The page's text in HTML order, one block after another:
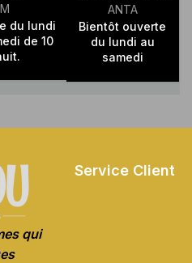
du lundi
de 10
ANTA
Bientôt ouverte
du lundi au
samedi
qui
Service Client